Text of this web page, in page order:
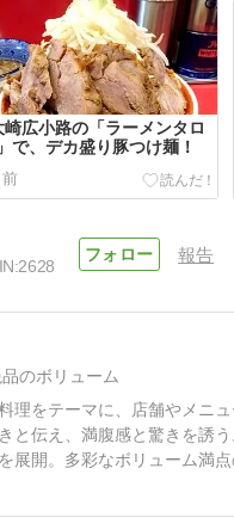
崎広小路の「ラーメンタロ
で、デカ盛り豚つけ麺！
2628
報告
のボリューム
理をテーマに、店舗やメニ
と伝え、満腹感と驚きを誘
展開。多彩なボリューム満